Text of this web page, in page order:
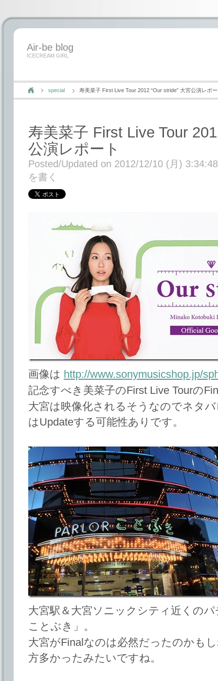
Air-be blog
ICECREAM GIRL
special 寿美菜子 First Live Tour 2012 “Our stride” 大宮公演レポ
寿美菜子 First Live Tour
公演レポート
Posted/Updated on 2012/12/10 (月) 3:34:48
を書く
画像は http://www.sonymusicshop.jp/
記念すべき美菜子のFirst Live Tourの
大宮は映像化されるそうなのでネタ
はUpdateする可能性ありです。
大宮駅＆大宮ソニックシティ近くの
ことぶき」。
大宮がFinalなのは必然だったのかも
方多かったみたいですね。